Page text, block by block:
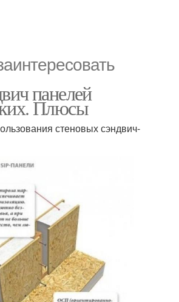
панелей
Плюсы
стеновых сэндвич-